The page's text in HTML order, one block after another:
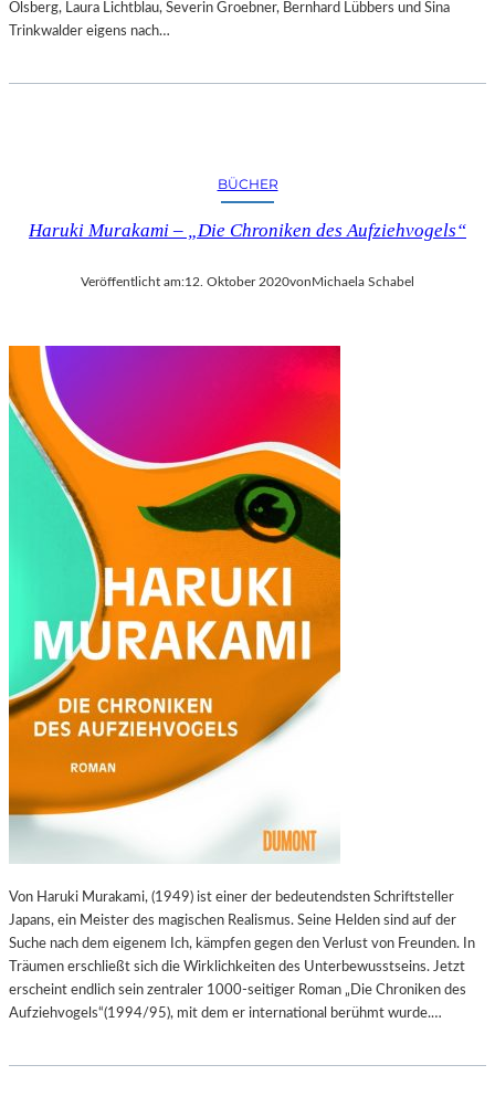
Olsberg, Laura Lichtblau, Severin Groebner, Bernhard Lübbers und Sina
Trinkwalder eigens nach…
BÜCHER
Haruki Murakami – „Die Chroniken des Aufziehvogels“
Veröffentlicht am:12. Oktober 2020vonMichaela Schabel
Von Haruki Murakami, (1949) ist einer der bedeutendsten Schriftsteller
Japans, ein Meister des magischen Realismus. Seine Helden sind auf der
Suche nach dem eigenem Ich, kämpfen gegen den Verlust von Freunden. In
Träumen erschließt sich die Wirklichkeiten des Unterbewusstseins. Jetzt
erscheint endlich sein zentraler 1000-seitiger Roman „Die Chroniken des
Aufziehvogels“(1994/95), mit dem er international berühmt wurde.…